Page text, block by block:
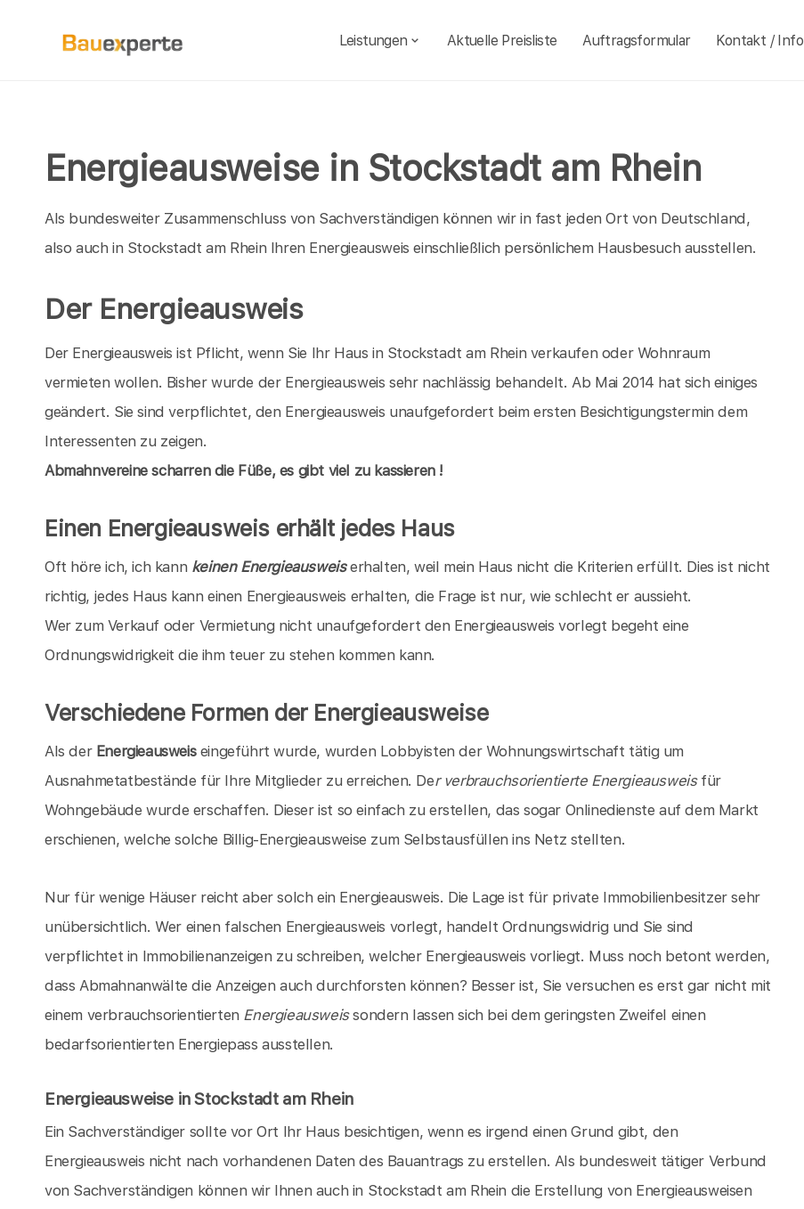
Leistungen Aktuelle Preisliste Auftragsformular Kontakt / Info
Energieausweise in Stockstadt am Rhein
Als bundesweiter Zusammenschluss von Sachverständigen können wir in fast jeden Ort von Deutschland,
also auch in Stockstadt am Rhein Ihren Energieausweis einschließlich persönlichem Hausbesuch ausstellen.
Der Energieausweis
Der Energieausweis ist Pflicht, wenn Sie Ihr Haus in Stockstadt am Rhein verkaufen oder Wohnraum
vermieten wollen. Bisher wurde der Energieausweis sehr nachlässig behandelt. Ab Mai 2014 hat sich einiges
geändert. Sie sind verpflichtet, den Energieausweis unaufgefordert beim ersten Besichtigungstermin dem
Interessenten zu zeigen.
Abmahnvereine scharren die Füße, es gibt viel zu kassieren !
Einen Energieausweis erhält jedes Haus
Oft höre ich, ich kann keinen Energieausweiserhalten, weil mein Haus nicht die Kriterien erfüllt. Dies ist nicht
richtig, jedes Haus kann einen Energieausweis erhalten, die Frage ist nur, wie schlecht er aussieht.
Wer zum Verkauf oder Vermietung nicht unaufgefordert den Energieausweis vorlegt begeht eine
Ordnungswidrigkeit die ihm teuer zu stehen kommen kann.
Verschiedene Formen der Energieausweise
Als der Energieausweiseingeführt wurde, wurden Lobbyisten der Wohnungswirtschaft tätig um
Ausnahmetatbestände für Ihre Mitglieder zu erreichen. Der verbrauchsorientierte Energieausweisfür
Wohngebäude wurde erschaffen. Dieser ist so einfach zu erstellen, das sogar Onlinedienste auf dem Markt
erschienen, welche solche Billig-Energieausweise zum Selbstausfüllen ins Netz stellten.
Nur für wenige Häuser reicht aber solch ein Energieausweis. Die Lage ist für private Immobilienbesitzer sehr
unübersichtlich. Wer einen falschen Energieausweis vorlegt, handelt Ordnungswidrig und Sie sind
verpflichtet in Immobilienanzeigen zu schreiben, welcher Energieausweis vorliegt. Muss noch betont werden,
dass Abmahnanwälte die Anzeigen auch durchforsten können? Besser ist, Sie versuchen es erst gar nicht mit
einem verbrauchsorientierten Energieausweissondern lassen sich bei dem geringsten Zweifel einen
bedarfsorientierten Energiepass ausstellen.
Energieausweise in Stockstadt am Rhein
Ein Sachverständiger sollte vor Ort Ihr Haus besichtigen, wenn es irgend einen Grund gibt, den
Energieausweis nicht nach vorhandenen Daten des Bauantrags zu erstellen. Als bundesweit tätiger Verbund
von Sachverständigen können wir Ihnen auch in Stockstadt am Rhein die Erstellung von Energieausweisen